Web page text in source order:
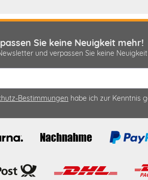
Sie keine Neuigkeit mehr!
und verpassen Sie keine
Bestimmungen habe ich zur Kenntnis